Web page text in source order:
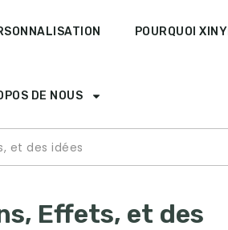
POURQUOI XINYI
DE NOUS
et des idées
Effets, et des